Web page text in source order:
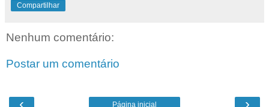
Compartilhar
Nenhum comentário:
Postar um comentário
Página inicial